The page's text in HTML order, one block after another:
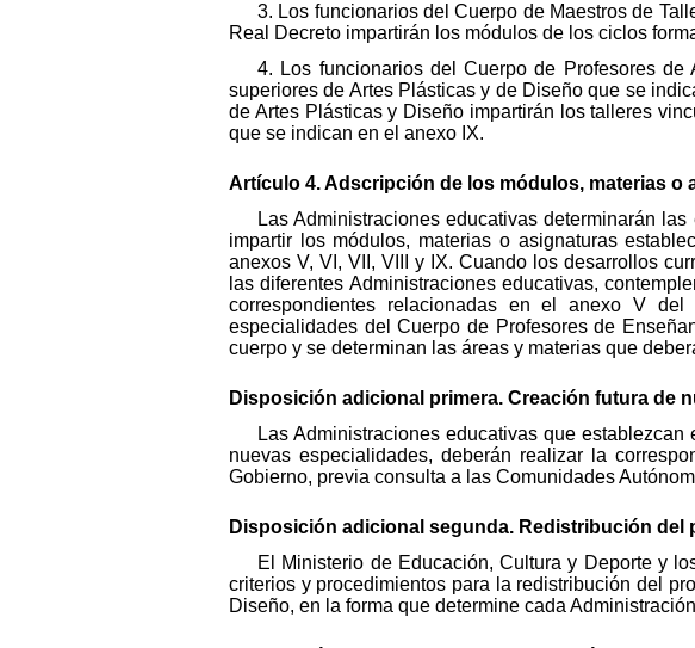
3. Los funcionarios del Cuerpo de Maestros de
Real Decreto impartirán los módulos de los ciclos
4. Los funcionarios del Cuerpo de Profesores
superiores de Artes Plásticas y de Diseño que se
de Artes Plásticas y Diseño impartirán los talleres
que se indican en el anexo IX.
Artículo 4. Adscripción de los módulos, materias
Las Administraciones educativas determinarán
impartir los módulos, materias o asignaturas
anexos V, VI, VII, VIII y IX. Cuando los desarrollos
las diferentes Administraciones educativas,
correspondientes relacionadas en el anexo V
especialidades del Cuerpo de Profesores de
cuerpo y se determinan las áreas y materias que
Disposición adicional primera. Creación futura de
Las Administraciones educativas que
nuevas especialidades, deberán realizar la
Gobierno, previa consulta a las Comunidades
Disposición adicional segunda. Redistribución del
El Ministerio de Educación, Cultura y Deporte y
criterios y procedimientos para la redistribución del
Diseño, en la forma que determine cada